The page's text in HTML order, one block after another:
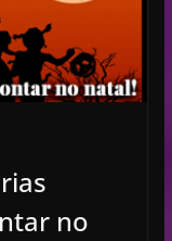
no